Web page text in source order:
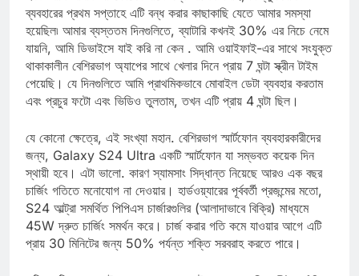
হয়ত আমি আমার স্মার্টফোনের সাথে নম্র আচরণ করছি, কিন্তু নিয়মিত
ব্যবহারের প্রথম সপ্তাহে এটি বন্ধ করার কাছাকাছি যেতে আমার সমস্যা
হয়েছিল৷ আমার ব্যস্ততম দিনগুলিতে, ব্যাটারি কখনই 30% এর নিচে নেমে
যায়নি, আমি ডিভাইসে যাই করি না কেন . আমি ওয়াইফাই-এর সাথে সংযুক্ত
থাকাকালীন বেশিরভাগ অ্যাপের সাথে খেলার দিনে প্রায় 7 ঘন্টা স্ক্রীন টাইম
পেয়েছি। যে দিনগুলিতে আমি প্রাথমিকভাবে মোবাইল ডেটা ব্যবহার করতাম
এবং প্রচুর ফটো এবং ভিডিও তুলতাম, তখন এটি প্রায় 4 ঘন্টা ছিল।
যে কোনো ক্ষেত্রে, এই সংখ্যা মহান. বেশিরভাগ স্মার্টফোন ব্যবহারকারীদের
জন্য, Galaxy S24 Ultra একটি স্মার্টফোন যা সম্ভবত কয়েক দিন
স্থায়ী হবে। এটা ভালো. কারণ স্যামসাং সিদ্ধান্ত নিয়েছে আরও এক বছর
চার্জিং গতিতে মনোযোগ না দেওয়ার। হার্ডওয়্যারের পূর্ববর্তী প্রজন্মের মতো,
S24 আল্ট্রা সমর্থিত পিপিএস চার্জারগুলির (আলাদাভাবে বিক্রি) মাধ্যমে
45W দ্রুত চার্জিং সমর্থন করে। চার্জ করার গতি কমে যাওয়ার আগে এটি